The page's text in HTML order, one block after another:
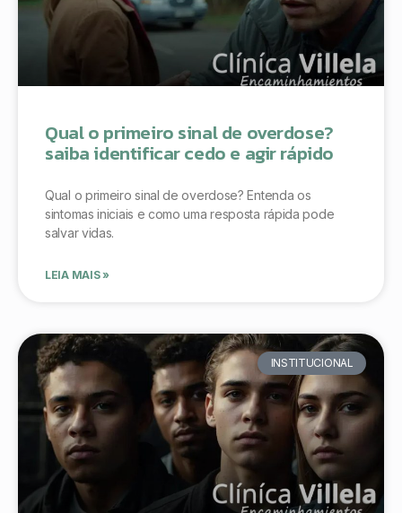
Qual o primeiro sinal de overdose?
saiba identificar cedo e agir rápido
Qual o primeiro sinal de overdose? Entenda os
sintomas iniciais e como uma resposta rápida pode
salvar vidas.
LEIA MAIS »
INSTITUCIONAL